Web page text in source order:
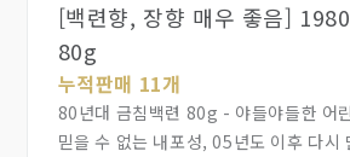
[백련향, 장향 매우 좋음]
80g
누적판매 11개
80년대 금침백련 80g - 야들야들한 어
믿을 수 없는 내포성, 05년도 이후 다시